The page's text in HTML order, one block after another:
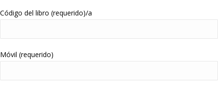
Código del libro (requerido)/a
Móvil (requerido)